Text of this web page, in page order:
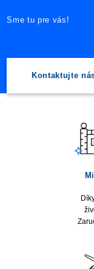
Sme tu pre vás!
Kontaktujte